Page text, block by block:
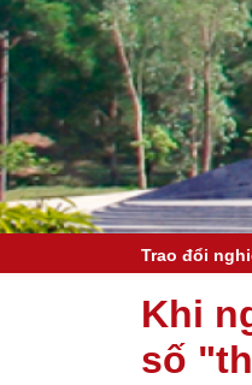
Trao đổi
Khi
số